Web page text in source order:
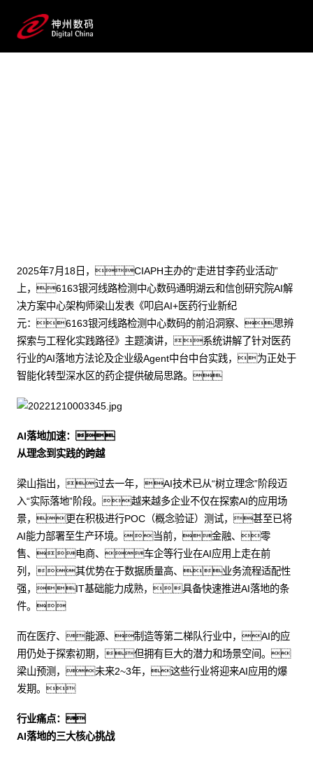
2025年7月18日，CIAPH主办的“走进甘李药业活动”
上，6163银河线路检测中心数码通明湖云和信创研究院AI解
决方案中心架构师梁山发表《叩启AI+医药行业新纪
元：6163银河线路检测中心数码的前沿洞察、思辨
探索与工程化实践路径》主题演讲，系统讲解了针对医药
行业的AI落地方法论及企业级Agent中台中台实践，为正处于
智能化转型深水区的药企提供破局思路。
AI落地加速：
从理念到实践的跨越
梁山指出，过去一年，AI技术已从“树立理念”阶段迈
入“实际落地”阶段。越来越多企业不仅在探索AI的应用场
景，更在积极进行POC（概念验证）测试，甚至已将
AI能力部署至生产环境。当前，金融、零
售、电商、车企等行业在AI应用上走在前
列，其优势在于数据质量高、业务流程适配性
强，IT基础能力成熟，具备快速推进AI落地的条
件。
而在医疗、能源、制造等第二梯队行业中，AI的应
用仍处于探索初期，但拥有巨大的潜力和场景空间。
梁山预测，未来2~3年，这些行业将迎来AI应用的爆
发期。
行业痛点：
AI落地的三大核心挑战